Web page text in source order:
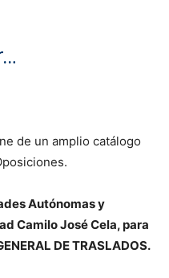
de un amplio catálogo
Autónomas y
Camilo José Cela, para
DE TRASLADOS.